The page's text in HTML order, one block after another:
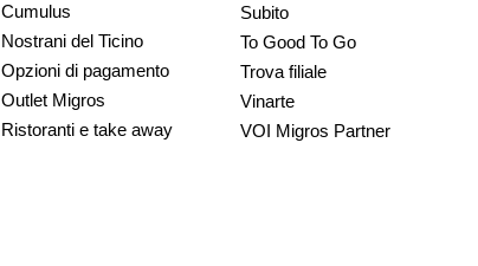
Cumulus
Nostrani del Ticino
Opzioni di pagamento
Outlet Migros
Ristoranti e take away
Subito
To Good To Go
Trova filiale
Vinarte
VOI Migros Partner